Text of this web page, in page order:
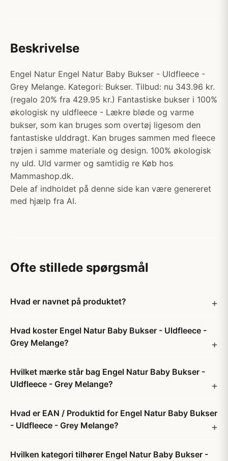
Beskrivelse
Engel Natur Engel Natur Baby Bukser - Uldfleece -
Grey Melange. Kategori: Bukser. Tilbud: nu 343.96 kr.
(regalo 20% fra 429.95 kr.) Fantastiske bukser i 100%
økologisk ny uldfleece - Lækre bløde og varme
bukser, som kan bruges som overtøj ligesom den
fantastiske ulddragt. Kan bruges sammen med fleece
trøjen i samme materiale og design. 100% økologisk
ny uld. Uld varmer og samtidig re Køb hos
Mammashop.dk.
Dele af indholdet på denne side kan være genereret
med hjælp fra AI.
Ofte stillede spørgsmål
Hvad er navnet på produktet?
Hvad koster Engel Natur Baby Bukser - Uldfleece -
Grey Melange?
Hvilket mærke står bag Engel Natur Baby Bukser -
Uldfleece - Grey Melange?
Hvad er EAN / Produktid for Engel Natur Baby Bukser
- Uldfleece - Grey Melange?
Hvilken kategori tilhører Engel Natur Baby Bukser -